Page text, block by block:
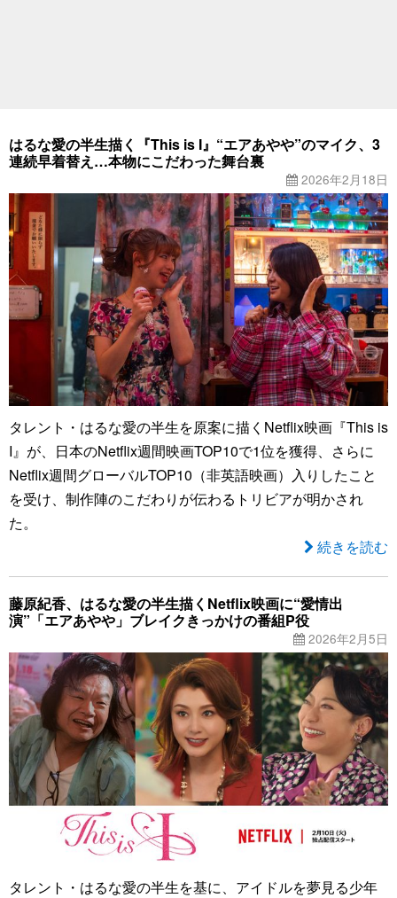
はるな愛の半生描く『This is I』“エアあやや”のマイク、3
連続早着替え…本物にこだわった舞台裏
2026年2月18日
タレント・はるな愛の半生を原案に描くNetflix映画『This is
I』が、日本のNetflix週間映画TOP10で1位を獲得、さらに
Netflix週間グローバルTOP10（非英語映画）入りしたこと
を受け、制作陣のこだわりが伝わるトリビアが明かされ
た。
続きを読む
藤原紀香、はるな愛の半生描くNetflix映画に“愛情出
演”「エアあやや」ブレイクきっかけの番組P役
2026年2月5日
タレント・はるな愛の半生を基に、アイドルを夢見る少年